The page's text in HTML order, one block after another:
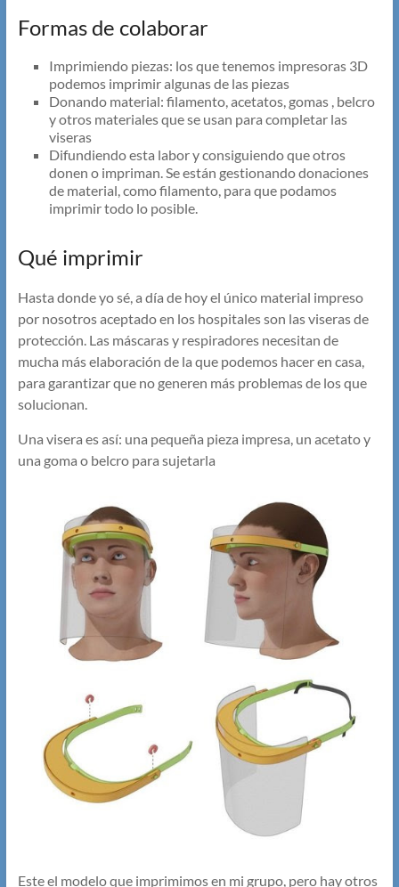
Formas de colaborar
Imprimiendo piezas: los que tenemos impresoras 3D
podemos imprimir algunas de las piezas
Donando material: filamento, acetatos, gomas , belcro
y otros materiales que se usan para completar las
viseras
Difundiendo esta labor y consiguiendo que otros
donen o impriman. Se están gestionando donaciones
de material, como filamento, para que podamos
imprimir todo lo posible.
Qué imprimir
Hasta donde yo sé, a día de hoy el único material impreso
por nosotros aceptado en los hospitales son las viseras de
protección. Las máscaras y respiradores necesitan de
mucha más elaboración de la que podemos hacer en casa,
para garantizar que no generen más problemas de los que
solucionan.
Una visera es así: una pequeña pieza impresa, un acetato y
una goma o belcro para sujetarla
Este el modelo que imprimimos en mi grupo, pero hay otros